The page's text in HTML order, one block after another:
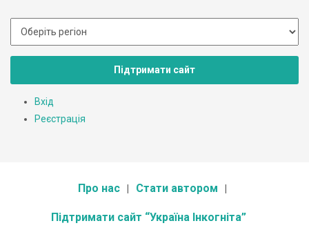
Підтримати сайт
Вхід
Реєстрація
Про нас Стати автором
Підтримати сайт “Україна Інкогніта”